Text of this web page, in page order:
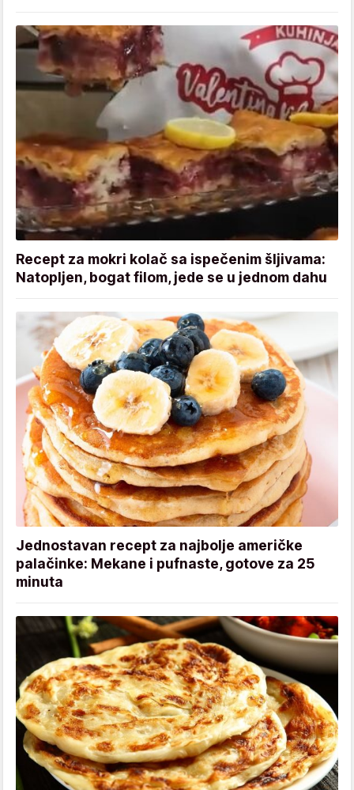
Recept za mokri kolač sa ispečenim šljivama:
Natopljen, bogat filom, jede se u jednom dahu
Jednostavan recept za najbolje američke
palačinke: Mekane i pufnaste, gotove za 25
minuta